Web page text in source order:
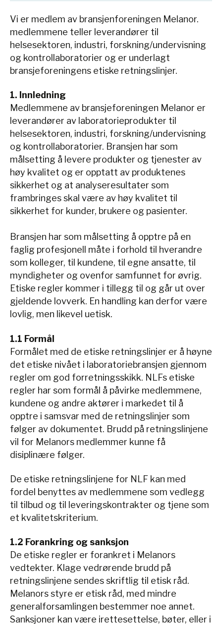
Vi er medlem av bransjenforeningen Melanor.
medlemmene teller leverandører til
helsesektoren, industri, forskning/undervisning
og kontrollaboratorier og er underlagt
bransjeforeningens etiske retningslinjer.
1. Innledning
Medlemmene av bransjeforeningen Melanor er
leverandører av laboratorieprodukter til
helsesektoren, industri, forskning/undervisning
og kontrollaboratorier. Bransjen har som
målsetting å levere produkter og tjenester av
høy kvalitet og er opptatt av produktenes
sikkerhet og at analyseresultater som
frambringes skal være av høy kvalitet til
sikkerhet for kunder, brukere og pasienter.
Bransjen har som målsetting å opptre på en
faglig profesjonell måte i forhold til hverandre
som kolleger, til kundene, til egne ansatte, til
myndigheter og ovenfor samfunnet for øvrig.
Etiske regler kommer i tillegg til og går ut over
gjeldende lovverk. En handling kan derfor være
lovlig, men likevel uetisk.
1.1 Formål
Formålet med de etiske retningslinjer er å høyne
det etiske nivået i laboratoriebransjen gjennom
regler om god forretningsskikk. NLFs etiske
regler har som formål å påvirke medlemmene,
kundene og andre aktører i markedet til å
opptre i samsvar med de retningslinjer som
følger av dokumentet. Brudd på retningslinjene
vil for Melanors medlemmer kunne få
disiplinære følger.
De etiske retningslinjene for NLF kan med
fordel benyttes av medlemmene som vedlegg
til tilbud og til leveringskontrakter og tjene som
et kvalitetskriterium.
1.2 Forankring og sanksjon
De etiske regler er forankret i Melanors
vedtekter. Klage vedrørende brudd på
retningslinjene sendes skriftlig til etisk råd.
Melanors styre er etisk råd, med mindre
generalforsamlingen bestemmer noe annet.
Sanksjoner kan være irettesettelse, bøter, eller i